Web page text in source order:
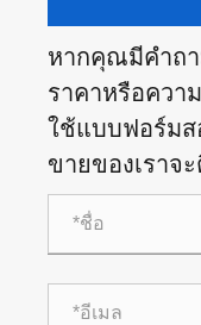
หากคุณมีคำถา
ราคาหรือควา
ใช้แบบฟอร์ม
ขายของเราจ